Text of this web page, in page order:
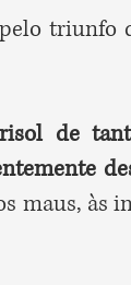
triunfo
de
maus, às